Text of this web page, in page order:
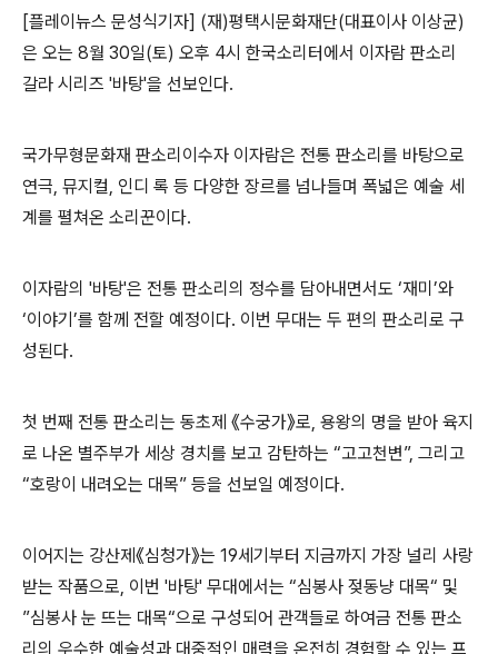
[플레이뉴스 문성식기자] (재)평택시문화재단(대표이사 이상균)
은 오는 8월 30일(토) 오후 4시 한국소리터에서 이자람 판소리
갈라 시리즈 '바탕'을 선보인다.
국가무형문화재 판소리 이수자 이자람은 전통 판소리를 바탕으로
연극, 뮤지컬, 인디 록 등 다양한 장르를 넘나들며 폭넓은 예술 세
계를 펼쳐온 소리꾼이다.
이자람의 '바탕'은 전통 판소리의 정수를 담아내면서도 ‘재미 ’와
‘이야기 ’를 함께 전할 예정이다. 이번 무대는 두 편의 판소리로 구
성된다.
첫 번째 전통 판소리는 동초제 《수궁가》로, 용왕의 명을 받아 육지
로 나온 별주부가 세상 경치를 보고 감탄하는 “고고천변”, 그리고
“호랑이 내려오는 대목” 등을 선보일 예정이다.
이어지는 강산제 《심청가》는 19세기부터 지금까지 가장 널리 사랑
받는 작품으로, 이번 '바탕' 무대에서는 “심봉사 젖동냥 대목“ 및
”심봉사 눈 뜨는 대목“으로 구성되어 관객들로 하여금 전통 판소
리의 우수한 예술성과 대중적인 매력을 온전히 경험할 수 있는 프